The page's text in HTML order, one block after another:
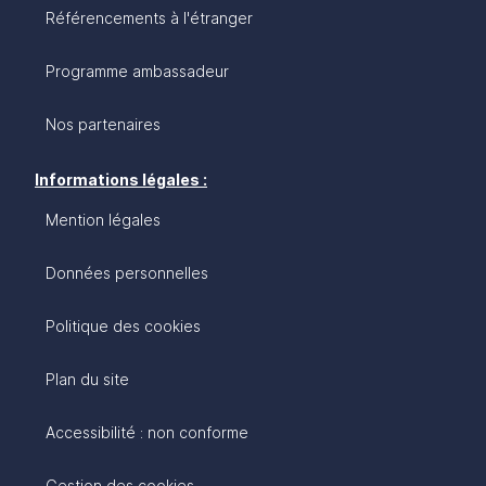
Référencements à l'étranger
Programme ambassadeur
Nos partenaires
Informations légales :
Mention légales
Données personnelles
Politique des cookies
Plan du site
Accessibilité : non conforme